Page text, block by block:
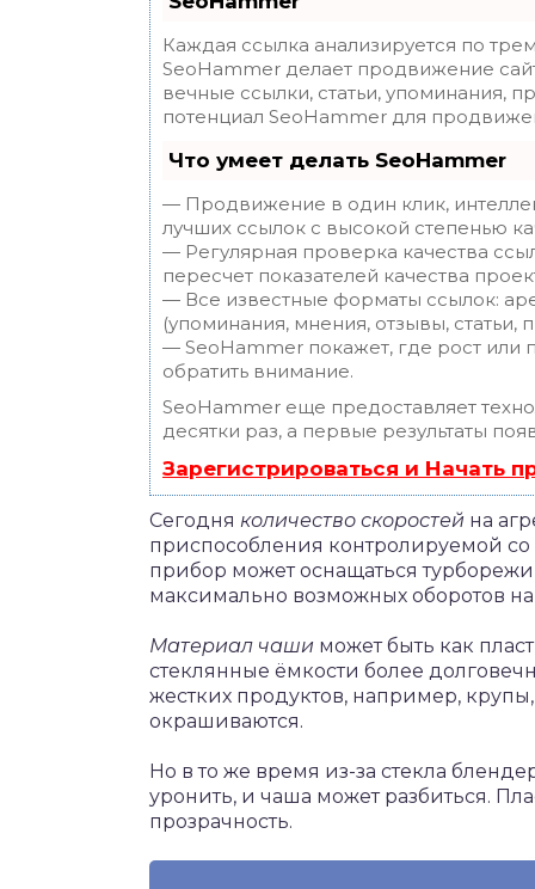
Каждая ссылка анализируется по
SeoHammer делает продвижение
вечные ссылки, статьи, упоминания,
потенциал SeoHammer для
Что умеет делать SeoHammer
— Продвижение в один клик,
лучших ссылок с высокой степенью
— Регулярная проверка качества
пересчет показателей качества
— Все известные форматы ссылок:
(упоминания, мнения, отзывы, статьи,
— SeoHammer покажет, где рост или
обратить внимание.
SeoHammer еще предоставляет
десятки раз, а первые результаты
Зарегистрироваться и Начать
Сегодня количество скоростей на
приспособления контролируемой
прибор может оснащаться
максимально возможных оборотов
Материал чаши может быть как
стеклянные ёмкости более
жестких продуктов, например,
окрашиваются.
Но в то же время из-за стекла
уронить, и чаша может разбиться.
прозрачность.